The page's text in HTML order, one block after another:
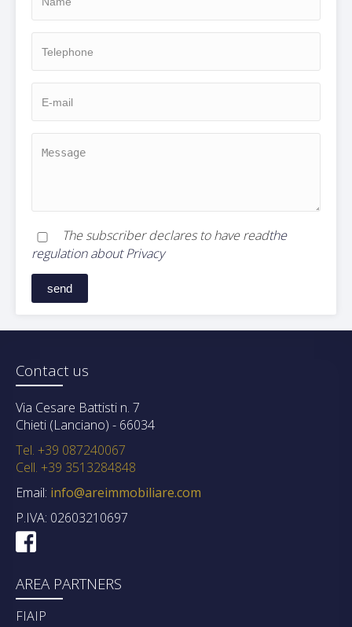
The subscriber declares to have readthe
regulation about Privacy
Contact us
Via Cesare Battisti n. 7
Chieti (Lanciano) - 66034
Tel. +39 087240067
Cell. +39 3513284848
Email: info@areimmobiliare.com
P.IVA: 02603210697
AREA PARTNERS
FIAIP